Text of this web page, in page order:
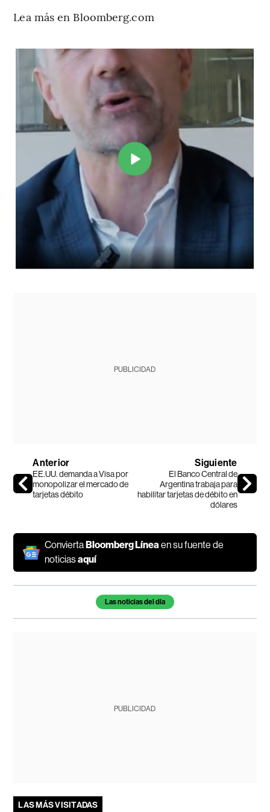
Lea más en Bloomberg.com
PUBLICIDAD
Anterior
EE.UU. demanda a Visa por
monopolizar el mercado de
tarjetas débito
Siguiente
El Banco Central de
Argentina trabaja para
habilitar tarjetas de débito en
dólares
Convierta Bloomberg Líneaen su fuente de
noticiasaquí
Temas de este artículoLas noticias del día
PUBLICIDAD
LAS MÁS VISITADAS